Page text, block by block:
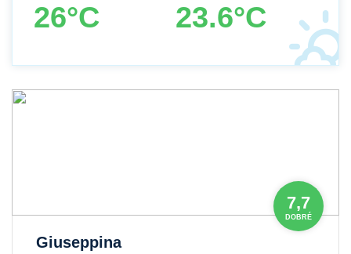
26°C 23.6°C
7,7
DOBRÉ
Giuseppina